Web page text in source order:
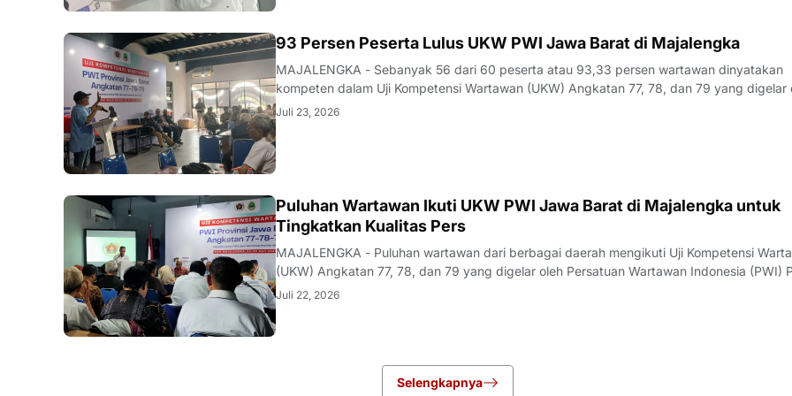
93 Persen Peserta Lulus UKW PWI Jawa Barat di Majalengka
MAJALENGKA - Sebanyak 56 dari 60 peserta atau 93,33 persen wartawan dinyatakan
kompeten dalam Uji Kompetensi Wartawan (UKW) Angkatan 77, 78, dan 79 yang digelar
Majalengka pada 22–23 Juli 2026.Penguji UKW, Rita, menyampaikan hasil evaluasi akhir
Juli 23, 2026
Puluhan Wartawan Ikuti UKW PWI Jawa Barat di Majalengka untuk
Tingkatkan Kualitas Pers
MAJALENGKA - Puluhan wartawan dari berbagai daerah mengikuti Uji Kompetensi
(UKW) Angkatan 77, 78, dan 79 yang digelar oleh Persatuan Wartawan Indonesia (PWI)
Jawa Barat di Majalengka, Rabu (22/7/2026).Pelaksana Tugas (Plt) Ketua PWI Jawa
Juli 22, 2026
Selengkapnya